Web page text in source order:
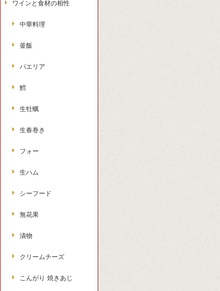
ワインと食材の相性
中華料理
釜飯
パエリア
鱈
生牡蠣
生春巻き
フォー
生ハム
シーフード
無花果
漬物
クリームチーズ
こんがり 焼きあじ